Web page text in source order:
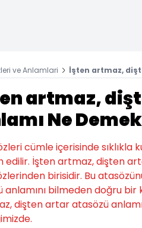
ve Anlamlari İşten artmaz,
artmaz,
Ne
cümle içerisinde sıklıkla
edilir. İşten artmaz, dişten
birisidir. Bu
anlamını bilmeden doğru bir
dişten artar atasözü